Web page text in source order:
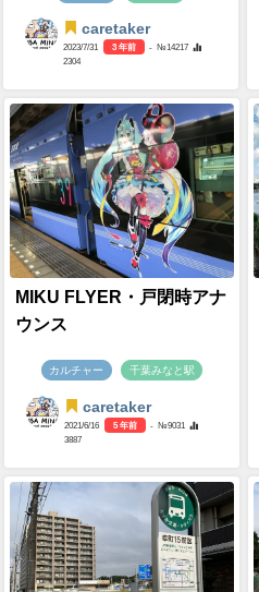
caretaker
2023/7/31 3 年前
- №14217
2304
MIKU FLYER・戸閉時アナ
ウンス
カルチャー 千葉みなと駅
caretaker
2021/6/16 5 年前
- №9031
3887